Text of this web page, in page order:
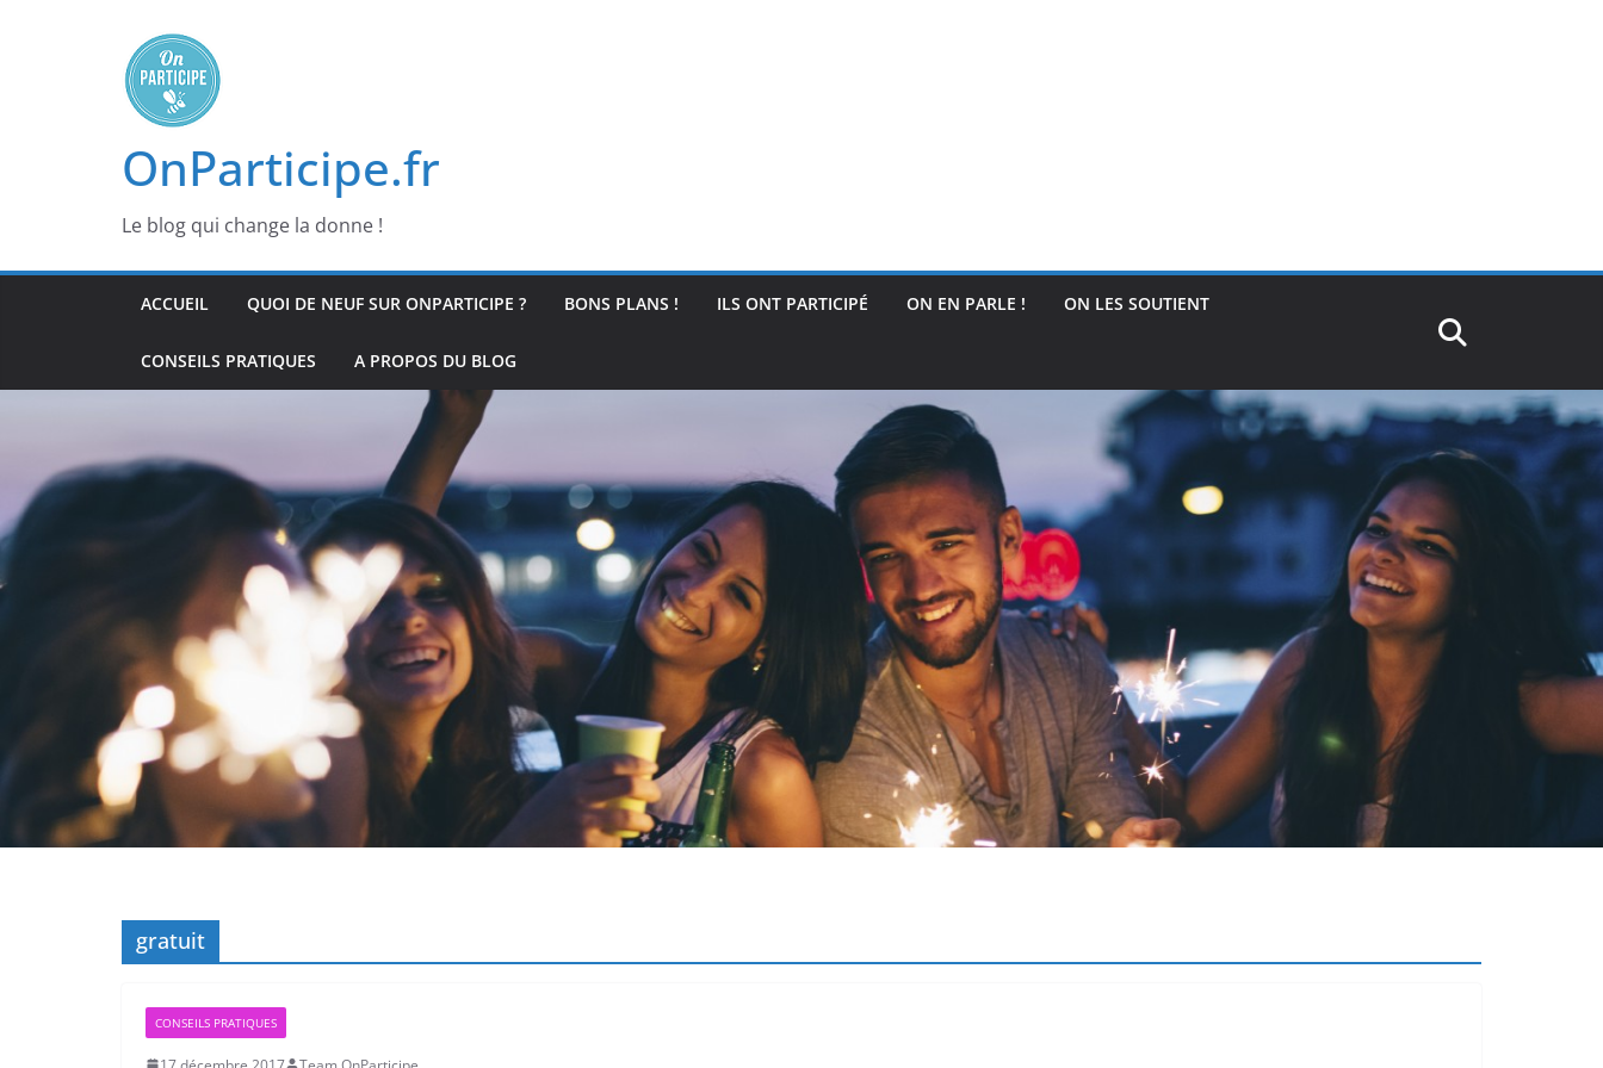
OnParticipe.fr
Le blog qui change la donne !
ACCUEIL QUOI DE NEUF SUR ONPARTICIPE ? BONS PLANS ! ILS ONT PARTICIPÉ ON EN PARLE ! ON LES SOUTIENT
CONSEILS PRATIQUES A PROPOS DU BLOG
gratuit
CONSEILS PRATIQUES